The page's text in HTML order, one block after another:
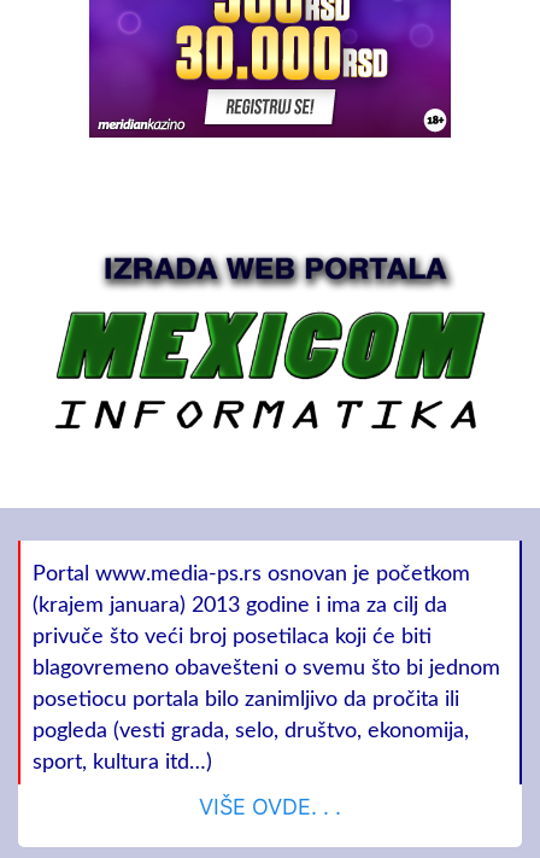
Portal www.media-ps.rs osnovan je početkom
(krajem januara) 2013 godine i ima za cilj da
privuče što veći broj posetilaca koji će biti
blagovremeno obavešteni o svemu što bi jednom
posetiocu portala bilo zanimljivo da pročita ili
pogleda (vesti grada, selo, društvo, ekonomija,
sport, kultura itd…)
VIŠE OVDE. . .